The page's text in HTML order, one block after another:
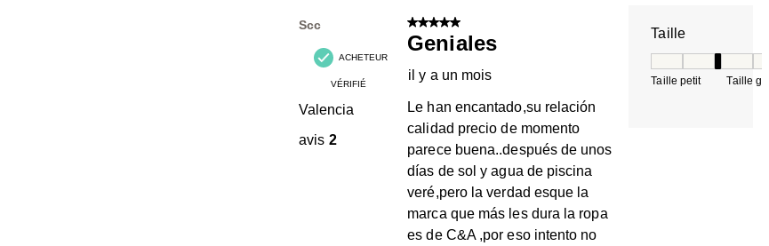
avis.
Scc
ACHETEUR
VÉRIFIÉ
Valencia
avis 2
5 sur 5 étoiles.
Geniales
il y a un mois
Le han encantado,su relación
calidad precio de momento
parece buena..después de unos
días de sol y agua de piscina
veré,pero la verdad esque la
marca que más les dura la ropa
es de C&A ,por eso intento no
Taille
Taille petit Taille